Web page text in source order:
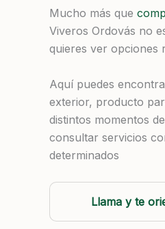
Mucho más que
Viveros Ordovás no
quieres ver opciones
Aquí puedes
exterior, producto
distintos momentos
consultar servicios
determinados
Llama y te